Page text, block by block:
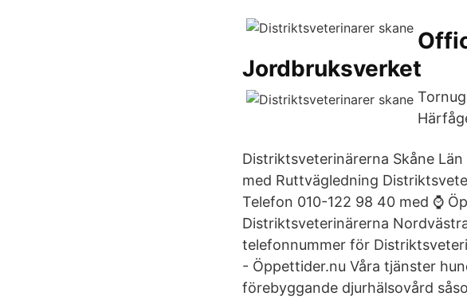
Jordbruksverket
Distriktsveterinärerna Skåne
med Ruttvägledning
Telefon 010-122 98 40 med ⌚
Distriktsveterinärerna
telefonnummer för
- Öppettider.nu Våra tjänster
förebyggande djurhälsovård